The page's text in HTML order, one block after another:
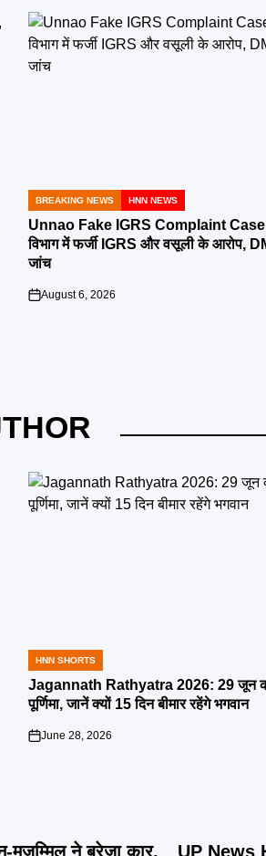
POSTED
IN
BREAKING NEWS HNN NEWS
Unnao Fake IGRS Complaint Case:
विभाग में फर्जी IGRS और वसूली के आरोप,
जांच
on
August 6, 2026
POSTED
IN
HNN SHORTS
Jagannath Rathyatra 2026: 29 जून
पूर्णिमा, जानें क्यों 15 दिन बीमार रहेंगे भगवान
on
June 28, 2026
ने ब्रेज़ा कार,
UP News